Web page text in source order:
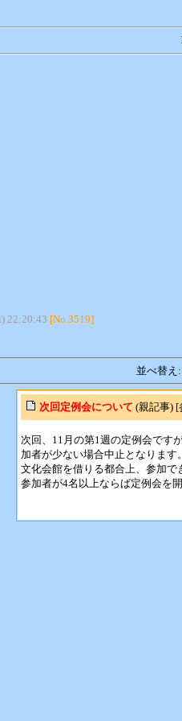
22:20:43 [No.3519]
並べ替え
次回定例会について (親記事) [
次回、11月の第1週の定例会です
加者が少ない場合中止となります。
文化会館を借りる都合上、参加で
参加者が4名以上ならば定例会を